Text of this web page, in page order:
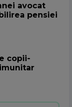
avocat
pensiei
copii-